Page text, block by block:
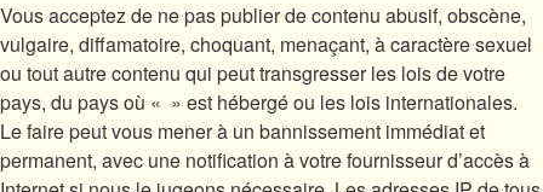
Vous acceptez de ne pas publier de contenu abusif, obscène,
vulgaire, diffamatoire, choquant, menaçant, à caractère sexuel
ou tout autre contenu qui peut transgresser les lois de votre
pays, du pays où « » est hébergé ou les lois internationales.
Le faire peut vous mener à un bannissement immédiat et
permanent, avec une notification à votre fournisseur d’accès à